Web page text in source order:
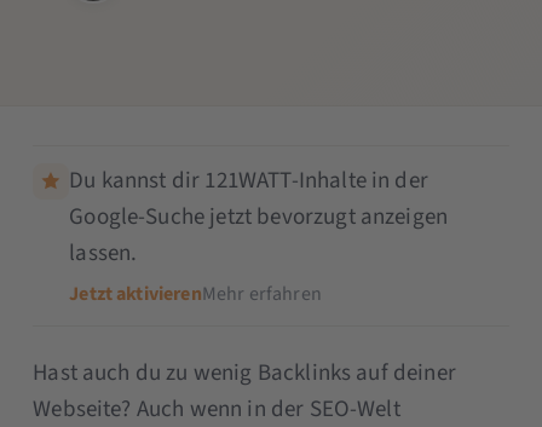
Du kannst dir 121WATT-Inhalte in der
Google-Suche jetzt bevorzugt anzeigen
lassen.
Jetzt aktivierenMehr erfahren
Hast auch du zu wenig Backlinks auf deiner
Webseite? Auch wenn in der SEO-Welt